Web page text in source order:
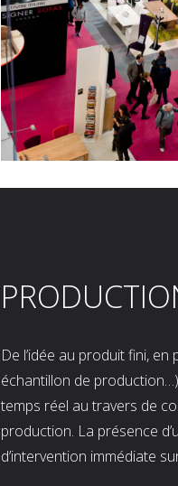
De l’idée au produit fini,
échantillon de
temps réel au travers de
production. La présence
d’intervention immédiate